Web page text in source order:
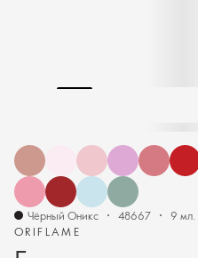
ORIFLAME
Чёрный Оникс 48667 9 мл.